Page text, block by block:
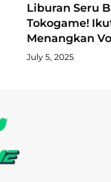
Liburan Seru
Tokogame!
Menangkan
July 5, 2025